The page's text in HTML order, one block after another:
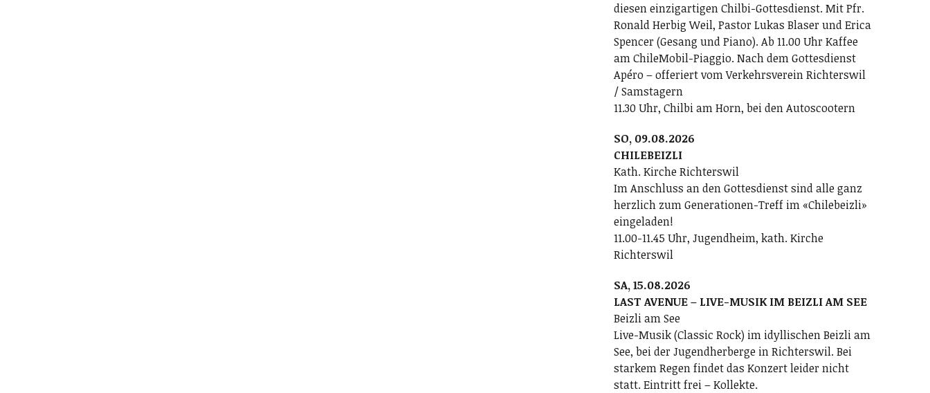
diesen einzigartigen Chilbi-Gottesdienst. Mit Pfr.
Ronald Herbig Weil, Pastor Lukas Blaser und Erica
Spencer (Gesang und Piano). Ab 11.00 Uhr Kaffee
am ChileMobil-Piaggio. Nach dem Gottesdienst
Apéro – offeriert vom Verkehrsverein Richterswil
/ Samstagern
11.30 Uhr, Chilbi am Horn, bei den Autoscootern
SO, 09.08.2026
CHILEBEIZLI
Kath. Kirche Richterswil
Im Anschluss an den Gottesdienst sind alle ganz
herzlich zum Generationen-Treff im «Chilebeizli»
eingeladen!
11.00-11.45 Uhr, Jugendheim, kath. Kirche
Richterswil
SA, 15.08.2026
LAST AVENUE – LIVE-MUSIK IM BEIZLI AM SEE
Beizli am See
Live-Musik (Classic Rock) im idyllischen Beizli am
See, bei der Jugendherberge in Richterswil. Bei
starkem Regen findet das Konzert leider nicht
statt. Eintritt frei – Kollekte.